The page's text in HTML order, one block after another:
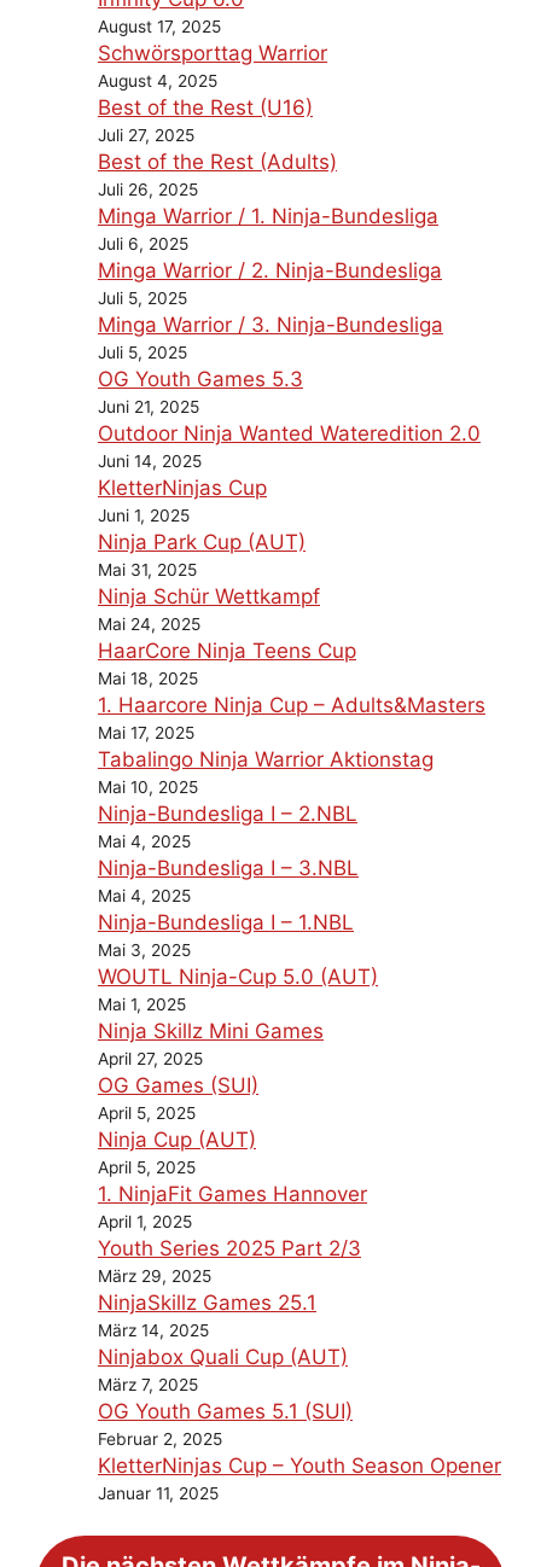
August 17, 2025
Schwörsporttag Warrior
August 4, 2025
Best of the Rest (U16)
Juli 27, 2025
Best of the Rest (Adults)
Juli 26, 2025
Minga Warrior / 1. Ninja-Bundesliga
Juli 6, 2025
Minga Warrior / 2. Ninja-Bundesliga
Juli 5, 2025
Minga Warrior / 3. Ninja-Bundesliga
Juli 5, 2025
OG Youth Games 5.3
Juni 21, 2025
Outdoor Ninja Wanted Wateredition 2.0
Juni 14, 2025
KletterNinjas Cup
Juni 1, 2025
Ninja Park Cup (AUT)
Mai 31, 2025
Ninja Schür Wettkampf
Mai 24, 2025
HaarCore Ninja Teens Cup
Mai 18, 2025
1. Haarcore Ninja Cup – Adults&Masters
Mai 17, 2025
Tabalingo Ninja Warrior Aktionstag
Mai 10, 2025
Ninja-Bundesliga I – 2.NBL
Mai 4, 2025
Ninja-Bundesliga I – 3.NBL
Mai 4, 2025
Ninja-Bundesliga I – 1.NBL
Mai 3, 2025
WOUTL Ninja-Cup 5.0 (AUT)
Mai 1, 2025
Ninja Skillz Mini Games
April 27, 2025
OG Games (SUI)
April 5, 2025
Ninja Cup (AUT)
April 5, 2025
1. NinjaFit Games Hannover
April 1, 2025
Youth Series 2025 Part 2/3
März 29, 2025
NinjaSkillz Games 25.1
März 14, 2025
Ninjabox Quali Cup (AUT)
März 7, 2025
OG Youth Games 5.1 (SUI)
Februar 2, 2025
KletterNinjas Cup – Youth Season Opener
Januar 11, 2025